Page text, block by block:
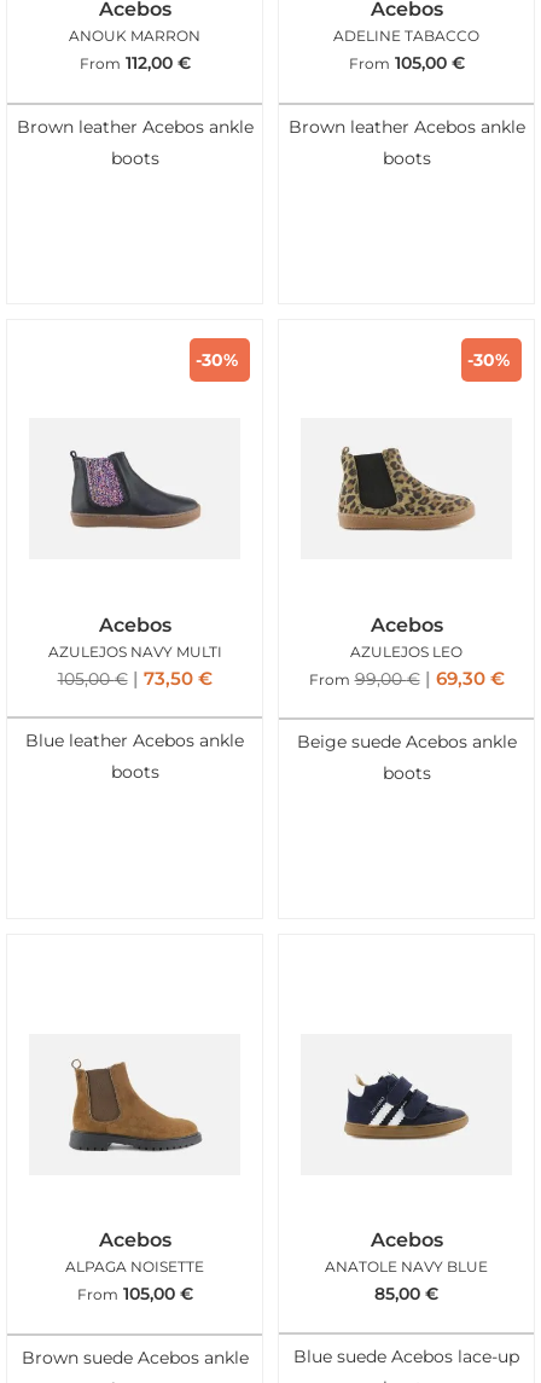
Acebos
ANOUK MARRON
From 112,00 €
Brown leather Acebos ankle
boots
Acebos
ADELINE TABACCO
From 105,00 €
Brown leather Acebos ankle
boots
-30%
Acebos
AZULEJOS NAVY MULTI
105,00€ 73,50 €
Blue leather Acebos ankle
boots
-30%
Acebos
AZULEJOS LEO
From 99,00€ 69,30 €
Beige suede Acebos ankle
boots
Acebos
ALPAGA NOISETTE
From 105,00 €
Brown suede Acebos ankle
Acebos
ANATOLE NAVY BLUE
85,00 €
Blue suede Acebos lace-up